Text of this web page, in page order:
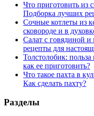
Что приготовить из
Подборка лучших
Сочные котлеты из
сковороде и в
Салат с говядиной
рецепты для
Толстолобик:
как ее приготовить?
Что такое пахта в
Как сделать пахту?
Разделы